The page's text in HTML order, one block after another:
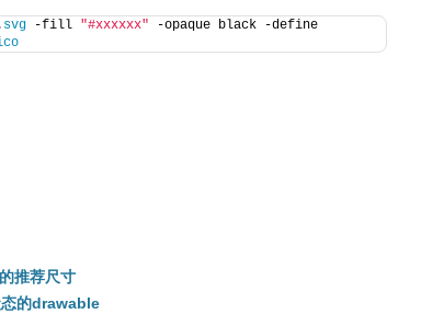
svg -fill "#xxxxxx" -opaque black -define
推荐尺寸
的drawable